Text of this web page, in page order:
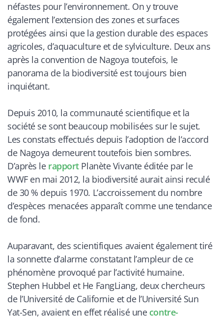
néfastes pour l’environnement. On y trouve
également l’extension des zones et surfaces
protégées ainsi que la gestion durable des espaces
agricoles, d’aquaculture et de sylviculture. Deux ans
après la convention de Nagoya toutefois, le
panorama de la biodiversité est toujours bien
inquiétant.
Depuis 2010, la communauté scientifique et la
société se sont beaucoup mobilisées sur le sujet.
Les constats effectués depuis l’adoption de l’accord
de Nagoya demeurent toutefois bien sombres.
D’après le rapportPlanète Vivante éditée par le
WWF en mai 2012, la biodiversité aurait ainsi reculé
de 30 % depuis 1970. L’accroissement du nombre
d’espèces menacées apparaît comme une tendance
de fond.
Auparavant, des scientifiques avaient également tiré
la sonnette d’alarme constatant l’ampleur de ce
phénomène provoqué par l’activité humaine.
Stephen Hubbel et He FangLiang, deux chercheurs
de l’Université de Californie et de l’Université Sun
Yat-Sen, avaient en effet réalisé une contre-